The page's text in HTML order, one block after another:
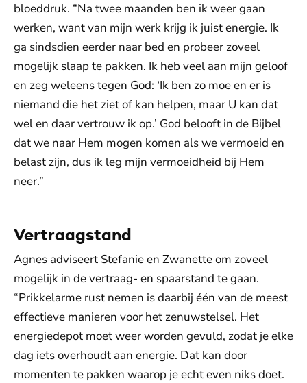
bloeddruk. “Na twee maanden ben ik weer gaan
werken, want van mijn werk krijg ik juist energie. Ik
ga sindsdien eerder naar bed en probeer zoveel
mogelijk slaap te pakken. Ik heb veel aan mijn geloof
en zeg weleens tegen God: ‘Ik ben zo moe en er is
niemand die het ziet of kan helpen, maar U kan dat
wel en daar vertrouw ik op.’ God belooft in de Bijbel
dat we naar Hem mogen komen als we vermoeid en
belast zijn, dus ik leg mijn vermoeidheid bij Hem
neer.”
Vertraagstand
Agnes adviseert Stefanie en Zwanette om zoveel
mogelijk in de vertraag- en spaarstand te gaan.
“Prikkelarme rust nemen is daarbij één van de meest
effectieve manieren voor het zenuwstelsel. Het
energiedepot moet weer worden gevuld, zodat je elke
dag iets overhoudt aan energie. Dat kan door
momenten te pakken waarop je echt even niks doet.